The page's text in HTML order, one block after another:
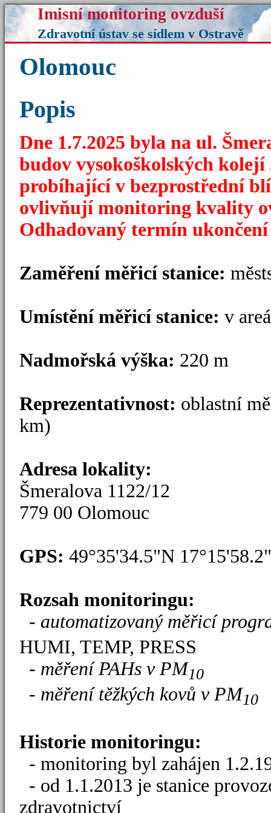
Imisní monitoring ovzduší
Zdravotní ústav se sídlem v Ostravě
Olomouc
Popis
Dne 1.7.2025 byla na ul.
budov vysokoškolských
probíhající v bezprostřední
ovlivňují monitoring kvality
Odhadovaný termín
Zaměření měřicí stanice:
Umístění měřicí stanice: v
Nadmořská výška: 220
Reprezentativnost: oblastní
km)
Adresa lokality:
Šmeralova 1122/12
779 00 Olomouc
GPS: 49°35'34.5"N
Rozsah monitoringu:
- automatizovaný měřicí
HUMI, TEMP, PRESS
- měření PAHs v PM10
- měření těžkých kovů v PM10
Historie monitoringu:
- monitoring byl zahájen
- od 1.1.2013 je stanice
zdravotnictví